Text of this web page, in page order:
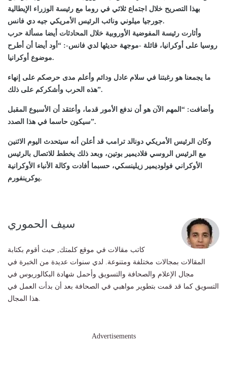
بهذا التصريح خلال اجتماع ثلاثي في روما مع رئيسة الوزراء الإيطالية
جورجيا ميلوني ونائب الرئيس الأمريكي جيه دي فانس.
وأثارت رئيسة المفوضية الأوروبية خلال المحادثات أيضا مسألة حرب
روسيا على أوكرانيا، قائلة -موجهة حديثها لدي فانس-: “أود أيضا أن أطرح
موضوع أوكرانيا.
ما يجمعنا هو رغبتنا في سلام عادل ودائم وأعلم مدى حرصكم على إنهاء
هذه الحرب وأشكركم على ذلك”.
وأضافت: “المهم الآن هو أن ندفع الأمور قدما، وأعتقد أن الأسبوع المقبل
سيكون حاسما في هذا الصدد”.
وكان الرئيس الأمريكي دونالد ترامب قد أعلن أنه سيتحدث اليوم الاثنين
مع الرئيس الروسي فلاديمير بوتين، وبعد ذلك يخطط للاتصال بالرئيس
الأوكراني فولوديمير زيلينسكي، حسبما أفادت وكالة الأنباء الأوكرانية
يوكرينفورم.
سيف الحموري
كاتب مقالات في موقع كلمتك, حيث أقوم بكتابة
المقالات بمجالات مختلفة ومتنوعة. لدي سنوات عديدة من الخبرة في
مجال الإعلام والصحافة والتسويق وأحمل شهادة البكالوريوس في
التسويق كما قد قمت بتطوير مواهبي في الصحافة بعد أن بدأت العمل في
Advertisements